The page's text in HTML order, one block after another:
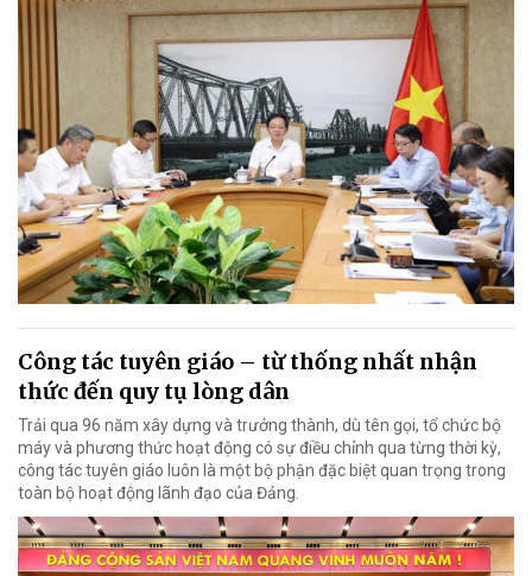
Công tác tuyên giáo – từ thống nhất nhận
thức đến quy tụ lòng dân
Trải qua 96 năm xây dựng và trưởng thành, dù tên gọi, tổ chức bộ
máy và phương thức hoạt động có sự điều chỉnh qua từng thời kỳ,
công tác tuyên giáo luôn là một bộ phận đặc biệt quan trọng trong
toàn bộ hoạt động lãnh đạo của Đảng.